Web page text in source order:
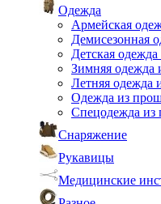
Одежда
Армейская
Демисезонная
Детская
Зимняя одежда
Летняя одежда
Одежда из
Спецодежда из
Снаряжение
Рукавицы
Медицинские